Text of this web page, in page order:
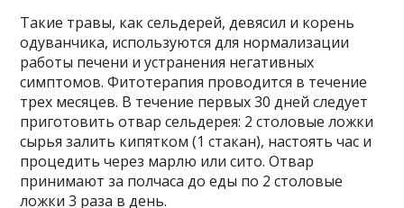
Такие травы, как сельдерей, девясил и корень
одуванчика, используются для нормализации
работы печени и устранения негативных
симптомов. Фитотерапия проводится в течение
трех месяцев. В течение первых 30 дней следует
приготовить отвар сельдерея: 2 столовые ложки
сырья залить кипятком (1 стакан), настоять час и
процедить через марлю или сито. Отвар
принимают за полчаса до еды по 2 столовые
ложки 3 раза в день.